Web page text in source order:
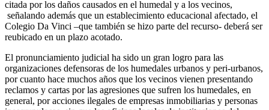
citada por los daños causados en el humedal y a los vecinos,
señalando además que un establecimiento educacional afectado, el
Colegio Da Vinci –que también se hizo parte del recurso- deberá ser
reubicado en un plazo acotado.
El pronunciamiento judicial ha sido un gran logro para las
organizaciones defensoras de los humedales urbanos y peri-urbanos,
por cuanto hace muchos años que los vecinos vienen presentando
reclamos y cartas por las agresiones que sufren los humedales, en
general, por acciones ilegales de empresas inmobiliarias y personas